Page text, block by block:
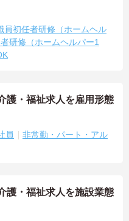
員初任者研修（ホームヘル
研修（ホームヘルパー1
護・福祉求人を雇用形態
員
非常勤・パート・アル
護・福祉求人を施設業態